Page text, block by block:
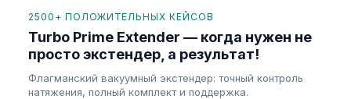
2500+ ПОЛОЖИТЕЛЬНЫХ КЕЙСОВ
Turbo Prime Extender — когда нужен не
просто экстендер, а результат!
Флагманский вакуумный экстендер: точный контроль
натяжения, полный комплект и поддержка.